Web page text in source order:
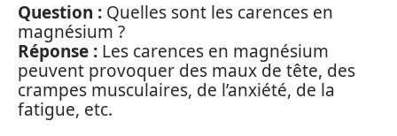
Question : Quelles sont les carences en
magnésium ?
Réponse : Les carences en magnésium
peuvent provoquer des maux de tête, des
crampes musculaires, de l’anxiété, de la
fatigue, etc.